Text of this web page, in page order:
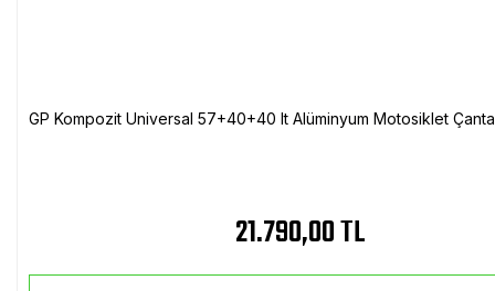
GP Kompozit Universal 57+40+40 lt Alüminyum Motosiklet
21.790,00 TL